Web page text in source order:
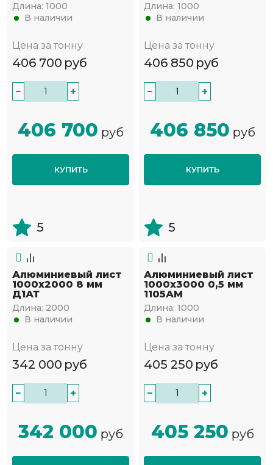
Длина: 1000
В наличии
Цена за тонну
406 700 руб
− +
406 700 руб
КУПИТЬ
5
Длина: 1000
В наличии
Цена за тонну
406 850 руб
− +
406 850 руб
КУПИТЬ
5
Алюминиевый лист
1000х2000 8 мм
Д1АТ
Длина: 2000
В наличии
Цена за тонну
342 000 руб
− +
342 000 руб
Алюминиевый лист
1000х3000 0,5 мм
1105АМ
Длина: 1000
В наличии
Цена за тонну
405 250 руб
− +
405 250 руб